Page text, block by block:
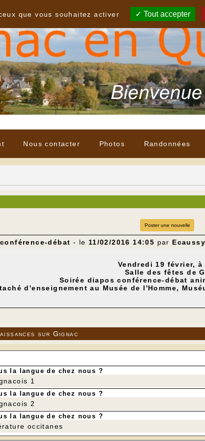
Nous contacter Photos Randonnées
Poster une nouvelle
débat - le 11/02/2016 14:05 par
Vendredi 19 février, à
Salle des fêtes de
Soirée diapos conférence-débat
d'enseignement au Musée de l'Homme,
du Congo. Difficulté de cohabiter sur le même
cousins bonobos avec qui nous partageons 98
d'années.
précédée l'après-midi d'une intervention de
protection des forêts tropicales et de leur
sur Gignac
la langue de chez nous ?
1
la langue de chez nous ?
2
la langue de chez nous ?
occitanes
que vous souhaitez activer
Tout accepter